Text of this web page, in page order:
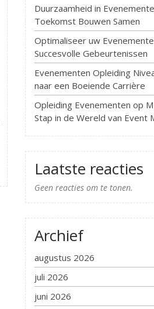
Duurzaamheid in
Toekomst Bouwen Samen
Optimaliseer uw
Succesvolle Gebeurtenissen
Evenementen Opleiding
naar een Boeiende Carrière
Opleiding Evenementen op
Stap in de Wereld van Event
Laatste reacties
Geen reacties om te tonen.
Archief
augustus 2026
juli 2026
juni 2026